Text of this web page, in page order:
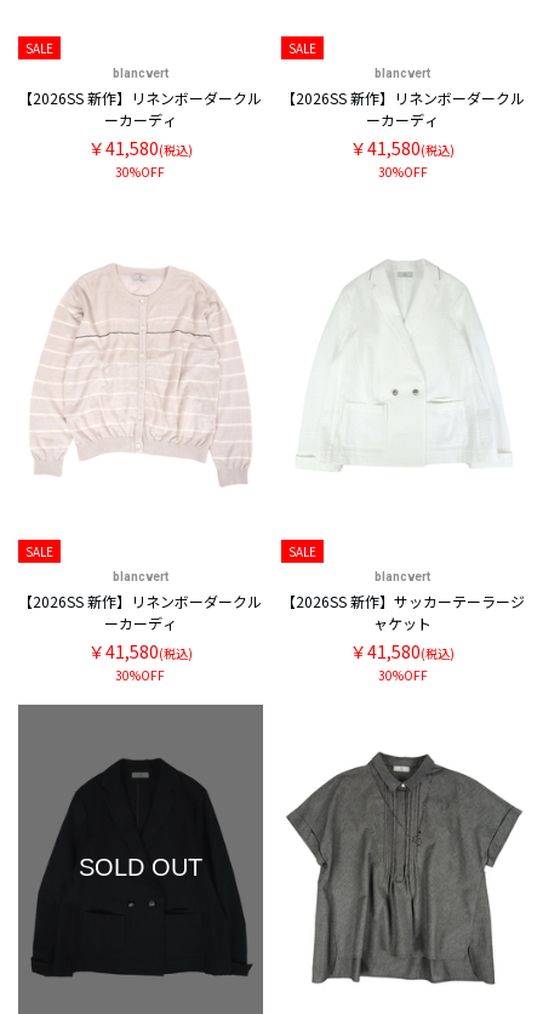
SALE
blancvert
【2026SS 新作】リネンボーダークル
ーカーディ
￥41,580(税込)
30%OFF
SALE
blancvert
【2026SS 新作】リネンボーダークル
ーカーディ
￥41,580(税込)
30%OFF
SALE
blancvert
【2026SS 新作】リネンボーダークル
ーカーディ
￥41,580(税込)
30%OFF
SALE
blancvert
【2026SS 新作】サッカーテーラージ
ャケット
￥41,580(税込)
30%OFF
SOLD OUT